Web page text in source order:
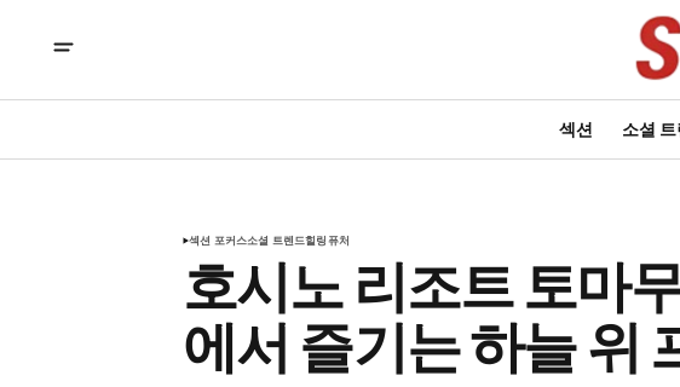
섹션 소셜
섹션 포커스소셜 트렌드힐링퓨처
호시노 리조트 토마
에서 즐기는 하늘 위